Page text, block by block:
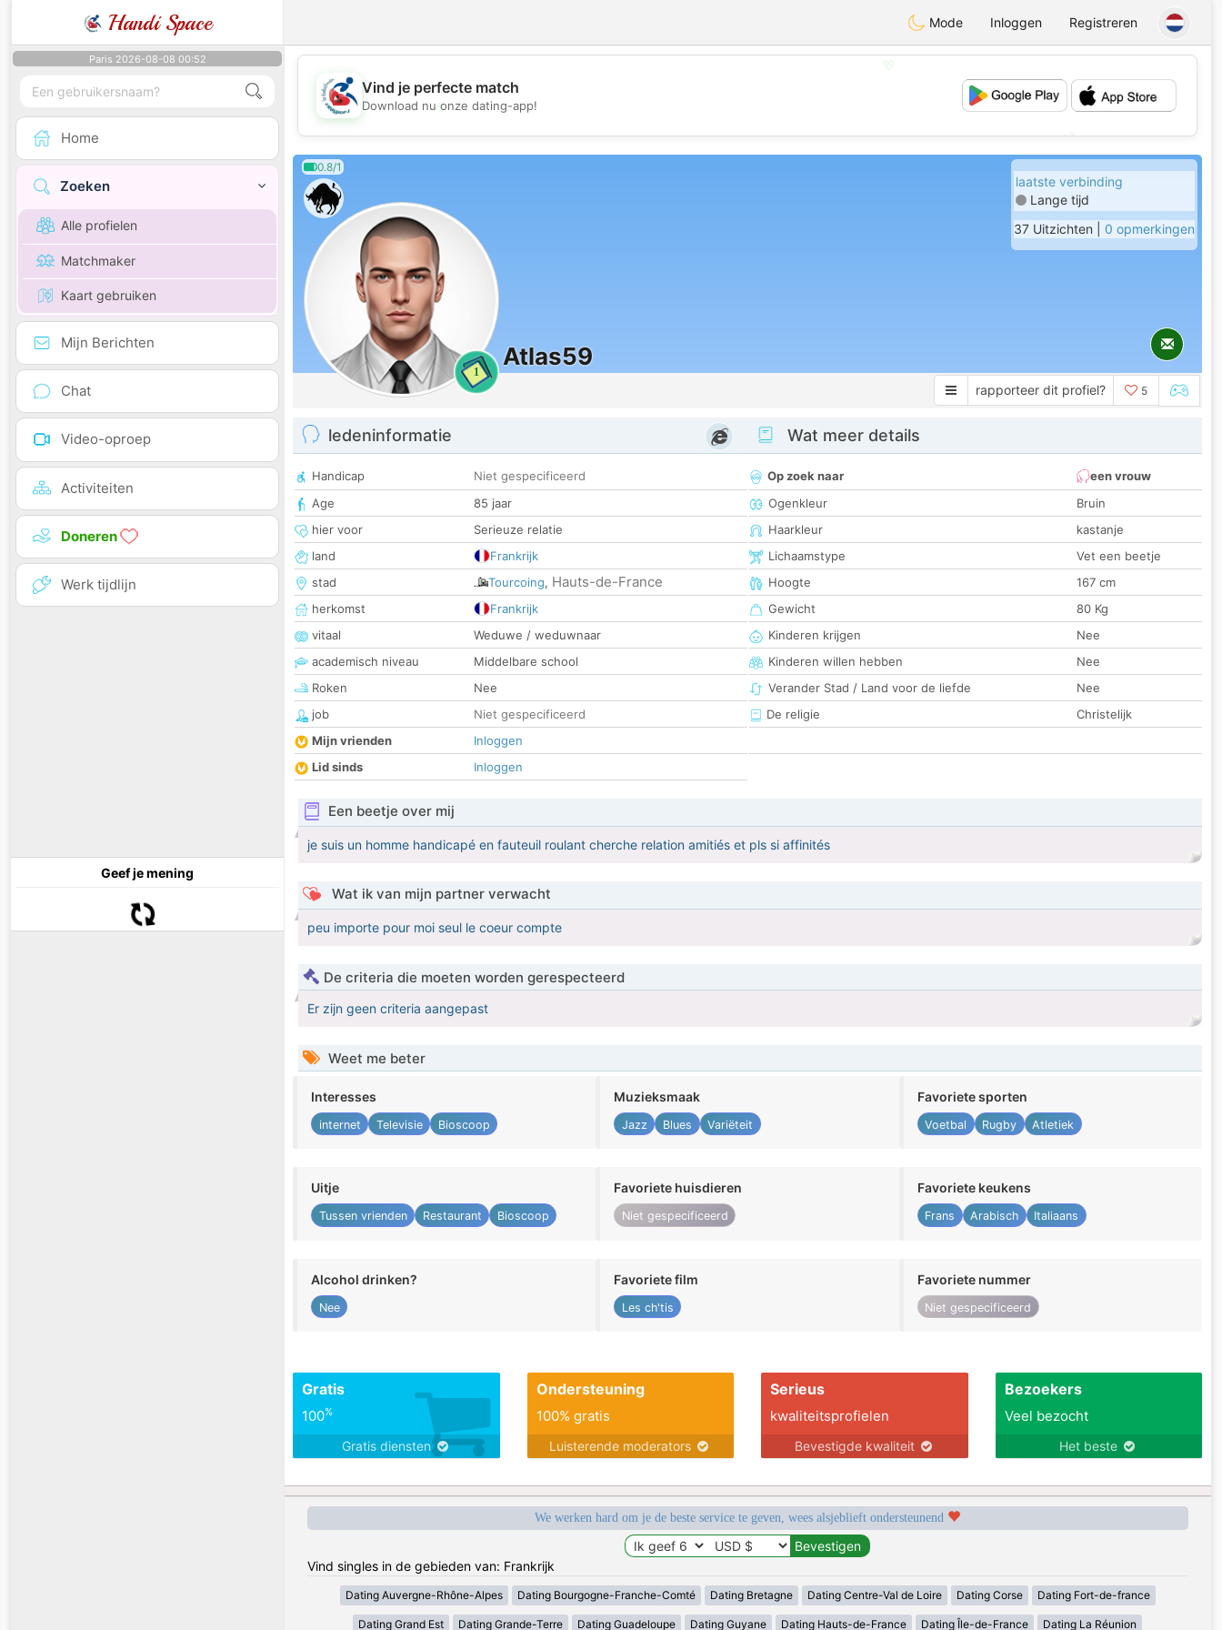
Handi Space Mode Inloggen Registreren
Paris 2026-08-08 00:52
Home
Zoeken
Alle profielen
Matchmaker
Kaart gebruiken
Mijn Berichten
Chat
Video-oproep
Activiteiten
Doneren
Werk tijdlijn
Geef je mening
💖
Vind je perfecte match
Download nu onze dating-app!
0.8/1
1
Atlas59
laatste verbinding
Lange tijd
37 Uitzichten | 0 opmerkingen
rapporteer dit profiel? 5
ledeninformatie
Handicap
Niet gespecificeerd
Age
85 jaar
hier voor
Serieuze relatie
land
Frankrijk
stad
Tourcoing, Hauts-de-France
herkomst
Frankrijk
vitaal
Weduwe / weduwnaar
academisch niveau
Middelbare school
Roken
Nee
job
Niet gespecificeerd
Mijn vrienden
Inloggen
Lid sinds
Inloggen
Wat meer details
Op zoek naar
een vrouw
Ogenkleur
Bruin
Haarkleur
kastanje
Lichaamstype
Vet een beetje
Hoogte
167 cm
Gewicht
80 Kg
Kinderen krijgen
Nee
Kinderen willen hebben
Nee
Verander Stad / Land voor de liefde
Nee
De religie
Christelijk
Een beetje over mij
je suis un homme handicapé en fauteuil roulant cherche relation amitiés et pls si affinités
Wat ik van mijn partner verwacht
peu importe pour moi seul le coeur compte
De criteria die moeten worden gerespecteerd
Er zijn geen criteria aangepast
Weet me beter
Interesses
internet Televisie Bioscoop
Muzieksmaak
Jazz Blues Variëteit
Favoriete sporten
Voetbal Rugby Atletiek
Uitje
Tussen vrienden Restaurant Bioscoop
Favoriete huisdieren
Niet gespecificeerd
Favoriete keukens
Frans Arabisch Italiaans
Alcohol drinken?
Nee
Favoriete film
Les ch'tis
Favoriete nummer
Niet gespecificeerd
Gratis
100%
Gratis diensten
Ondersteuning
100% gratis
Luisterende moderators
Serieus
kwaliteitsprofielen
Bevestigde kwaliteit
Bezoekers
Veel bezocht
Het beste
We werken hard om je de beste service te geven, wees alsjeblieft ondersteunend
Vind singles in de gebieden van: Frankrijk
Dating Auvergne-Rhône-Alpes Dating Bourgogne-Franche-Comté Dating Bretagne Dating Centre-Val de Loire Dating Corse Dating Fort-de-france
Dating Grand Est Dating Grande-Terre Dating Guadeloupe Dating Guyane Dating Hauts-de-France Dating Île-de-France Dating La Réunion